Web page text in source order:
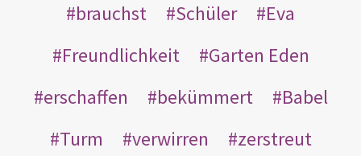
brauchst
Schüler
Eva
Freundlichkeit
Garten Eden
erschaffen
bekümmert
Babel
Turm
verwirren
zerstreut